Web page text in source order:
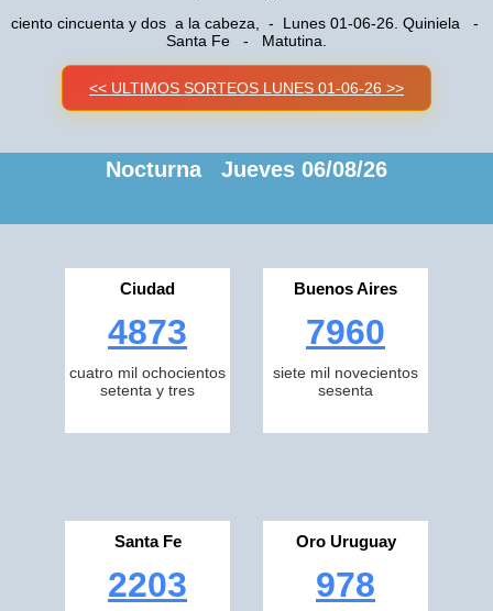
ciento cincuenta y dos a la cabeza, - Lunes 01-06-26. Quiniela -
Santa Fe - Matutina.
<< ULTIMOS SORTEOS LUNES 01-06-26 >>
Nocturna Jueves 06/08/26
Ciudad
4873
cuatro mil ochocientos
setenta y tres
Buenos Aires
7960
siete mil novecientos
sesenta
Santa Fe
2203
Oro Uruguay
978